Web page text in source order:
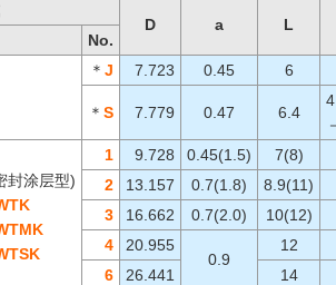
D
a
L
No.
＊ J 7.723 0.45 6
＊ S 7.779 0.47 6.4
封涂层型)
1 9.728 0.45(1.5)
7(8)
2
13.157 0.7(1.8)
8.9(11)
3
16.662 0.7(2.0)
10(12)
4
20.955
0.9
12
6
26.441
14